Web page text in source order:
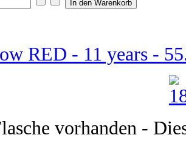
RED - 11 years -
vorhanden -